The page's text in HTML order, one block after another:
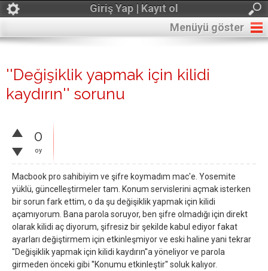
Giriş Yap | Kayıt ol
Menüyü göster
''Değişiklik yapmak için kilidi
kaydırın'' sorunu
0
oy
Macbook pro sahibiyim ve şifre koymadım mac'e. Yosemite
yüklü, güncelleştirmeler tam. Konum servislerini açmak isterken
bir sorun fark ettim, o da şu değişiklik yapmak için kilidi
açamıyorum. Bana parola soruyor, ben şifre olmadığı için direkt
olarak kilidi aç diyorum, şifresiz bir şekilde kabul ediyor fakat
ayarları değiştirmem için etkinleşmiyor ve eski haline yani tekrar
''Değişiklik yapmak için kilidi kaydırın''a yöneliyor ve parola
girmeden önceki gibi ''Konumu etkinleştir'' soluk kalıyor.